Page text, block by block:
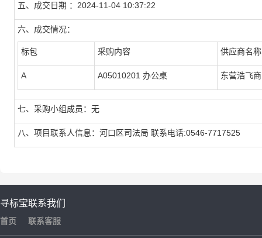
五、成交日期 ：2024-11-04 10:37:22
六、成交情况：
标包 采购内容 供应商名称
A A05010201 办公桌 东营浩飞
七、采购小组成员：无
八、项目联系人信息：河口区司法局 联系电话:0546-7717525
寻标宝
首页
联系我们
联系客服